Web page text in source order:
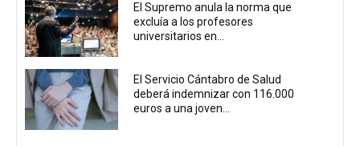
El Supremo anula la norma que
excluía a los profesores
universitarios en...
El Servicio Cántabro de Salud
deberá indemnizar con 116.000
euros a una joven...